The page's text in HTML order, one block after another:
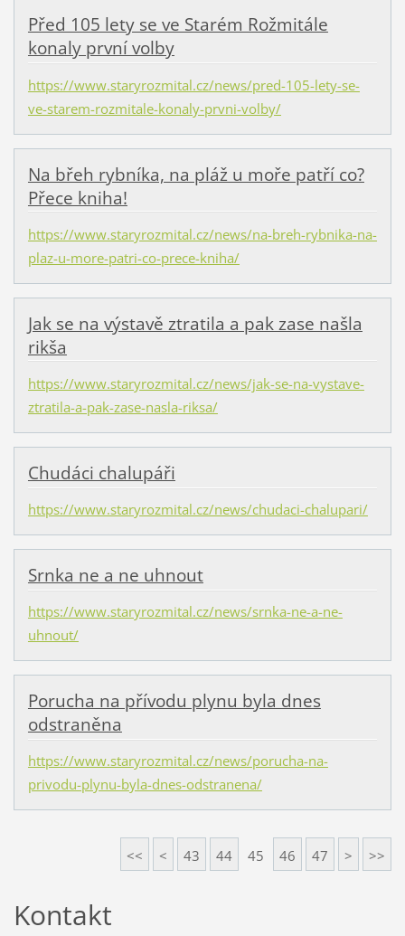
Před 105 lety se ve Starém Rožmitále
konaly první volby
https://www.staryrozmital.cz/news/pred-105-lety-se-
ve-starem-rozmitale-konaly-prvni-volby/
Na břeh rybníka, na pláž u moře patří co?
Přece kniha!
https://www.staryrozmital.cz/news/na-breh-rybnika-na-
plaz-u-more-patri-co-prece-kniha/
Jak se na výstavě ztratila a pak zase našla
rikša
https://www.staryrozmital.cz/news/jak-se-na-vystave-
ztratila-a-pak-zase-nasla-riksa/
Chudáci chalupáři
https://www.staryrozmital.cz/news/chudaci-chalupari/
Srnka ne a ne uhnout
https://www.staryrozmital.cz/news/srnka-ne-a-ne-
uhnout/
Porucha na přívodu plynu byla dnes
odstraněna
https://www.staryrozmital.cz/news/porucha-na-
privodu-plynu-byla-dnes-odstranena/
<< < 43 44 45 46 47 > >>
Kontakt